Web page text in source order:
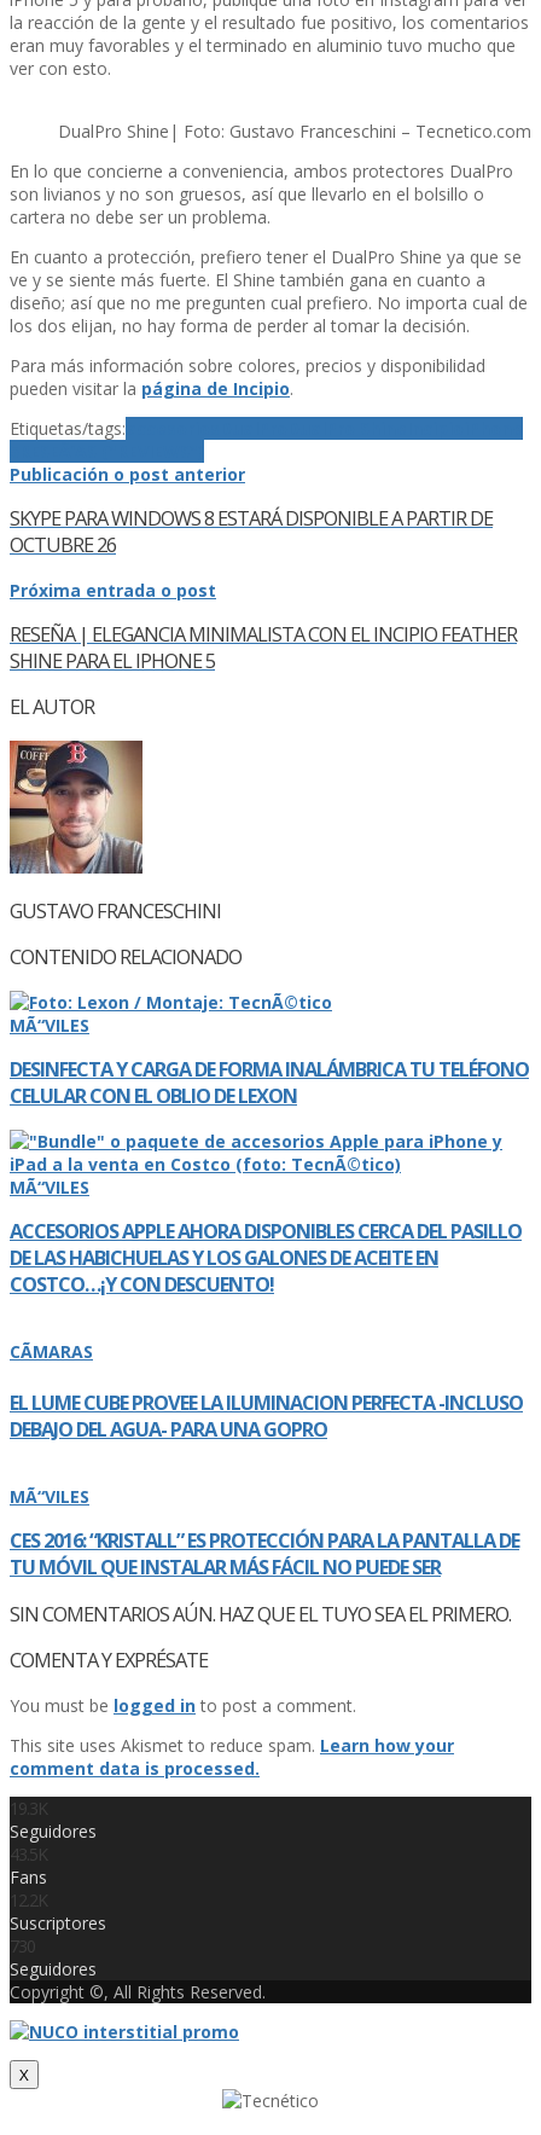
la reacción de la gente y el resultado fue positivo, los comentarios
eran muy favorables y el terminado en aluminio tuvo mucho que
ver con esto.
DualPro Shine| Foto: Gustavo Franceschini – Tecnetico.com
En lo que concierne a conveniencia, ambos protectores DualPro
son livianos y no son gruesos, así­ que llevarlo en el bolsillo o
cartera no debe ser un problema.
En cuanto a protección, prefiero tener el DualPro Shine ya que se
ve y se siente más fuerte. El Shine también gana en cuanto a
diseño; así­ que no me pregunten cual prefiero. No importa cual de
los dos elijan, no hay forma de perder al tomar la decisión.
Para más información sobre colores, precios y disponibilidad
pueden visitar la página de Incipio.
Etiquetas/tags:
Publicación o post anterior
SKYPE PARA WINDOWS 8 ESTARÁ DISPONIBLE A PARTIR DE
OCTUBRE 26
Próxima entrada o post
RESEÑA | ELEGANCIA MINIMALISTA CON EL INCIPIO FEATHER
SHINE PARA EL IPHONE 5
EL AUTOR
GUSTAVO FRANCESCHINI
CONTENIDO RELACIONADO
MÃ“VILES
DESINFECTA Y CARGA DE FORMA INALÁMBRICA TU TELÉFONO
CELULAR CON EL OBLIO DE LEXON
MÃ“VILES
ACCESORIOS APPLE AHORA DISPONIBLES CERCA DEL PASILLO
DE LAS HABICHUELAS Y LOS GALONES DE ACEITE EN
COSTCO…¡Y CON DESCUENTO!
CÃMARAS
EL LUME CUBE PROVEE LA ILUMINACION PERFECTA -INCLUSO
DEBAJO DEL AGUA- PARA UNA GOPRO
MÃ“VILES
CES 2016: “KRISTALL” ES PROTECCIÓN PARA LA PANTALLA DE
TU MÓVIL QUE INSTALAR MÁS FÁCIL NO PUEDE SER
SIN COMENTARIOS AÚN. HAZ QUE EL TUYO SEA EL PRIMERO.
COMENTA Y EXPRÉSATE
You must be logged into post a comment.
This site uses Akismet to reduce spam. Learn how your
comment data is processed.
19.3K
Seguidores
43.5K
Fans
12.2K
Suscriptores
730
Seguidores
Copyright ©, All Rights Reserved.
X